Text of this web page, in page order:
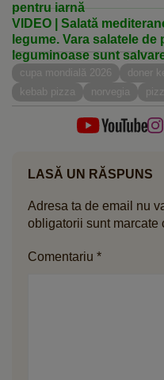
pentru iarnă
VIDEO | Salată
legume. Vara salatele
leguminoase sunt
cupa mondială 2026 doner
kebab pizza
norvegia
LASĂ UN RĂSPUNS
Adresa ta de email nu
obligatorii sunt marcate
Comentariu *